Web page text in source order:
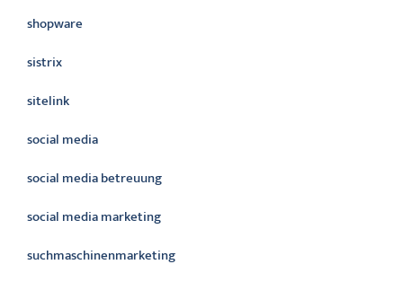
shopware
sistrix
sitelink
social media
social media betreuung
social media marketing
suchmaschinenmarketing